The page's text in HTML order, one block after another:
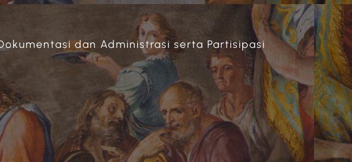
dan Administrasi serta Partisipasi